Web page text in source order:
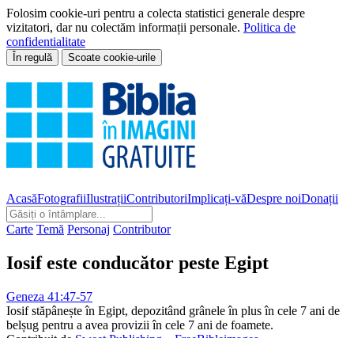
Folosim cookie-uri pentru a colecta statistici generale despre
vizitatori, dar nu colectăm informații personale. Politica de
confidentialitate
În regulă Scoate cookie-urile
AcasăFotografiiIlustrațiiContributoriImplicați-văDespre noiDonații
Carte Temă Personaj Contributor
Iosif este conducător peste Egipt
Geneza 41:47-57
Iosif stăpânește în Egipt, depozitând grânele în plus în cele 7 ani de
belșug pentru a avea provizii în cele 7 ani de foamete.